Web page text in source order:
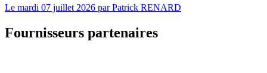
Le mardi 07 juillet 2026 parPatrick RENARD
Fournisseurs partenaires